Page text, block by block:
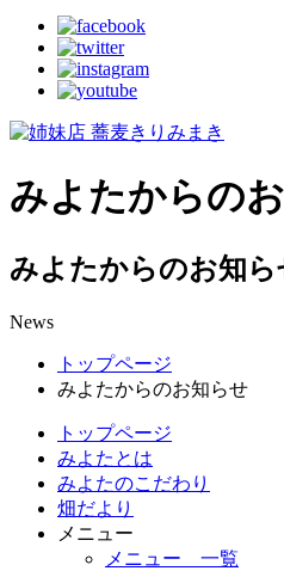
みよたからの
みよたからのお知ら
News
トップページ
みよたからのお知らせ
トップページ
みよたとは
みよたのこだわり
畑だより
メニュー
メニュー 一覧